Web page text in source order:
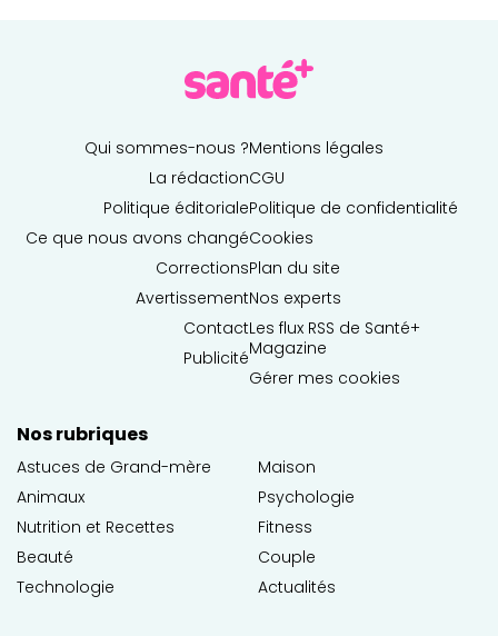
Qui sommes-nous ?
La rédaction
Politique éditoriale
Ce que nous avons changé
Corrections
Avertissement
Contact
Publicité
Mentions légales
CGU
Politique de confidentialité
Cookies
Plan du site
Nos experts
Les flux RSS de Santé+
Magazine
Gérer mes cookies
Nos rubriques
Astuces de Grand-mère
Animaux
Nutrition et Recettes
Beauté
Technologie
Maison
Psychologie
Fitness
Couple
Actualités